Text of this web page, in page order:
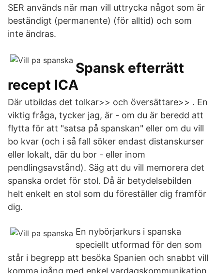
SER används när man vill uttrycka något som är
beständigt (permanente) (för alltid) och som
inte ändras.
Spansk efterrätt
recept ICA
Där utbildas det tolkar>> och översättare>> . En
viktig fråga, tycker jag, är - om du är beredd att
flytta för att "satsa på spanskan" eller om du vill
bo kvar (och i så fall söker endast distanskurser
eller lokalt, där du bor - eller inom
pendlingsavstånd). Säg att du vill memorera det
spanska ordet för stol. Då är betydelsebilden
helt enkelt en stol som du föreställer dig framför
dig.
En nybörjarkurs i spanska
speciellt utformad för den som
står i begrepp att besöka Spanien och snabbt vill
komma igång med enkel vardagskommunikation.